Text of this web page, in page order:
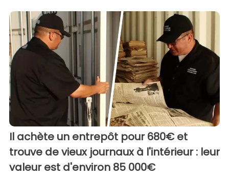
Il achète un entrepôt pour 680€ et
trouve de vieux journaux à l'intérieur : leur
valeur est d'environ 85 000€